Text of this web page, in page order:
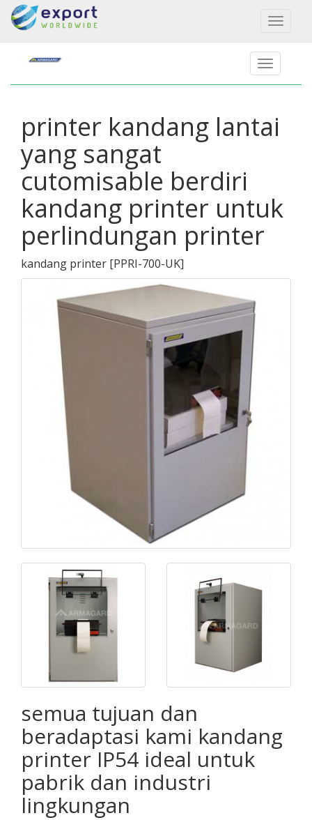
Toggle
printer kandang lantai
yang sangat
cutomisable berdiri
kandang printer untuk
perlindungan printer
kandang printer [PPRI-700-UK]
semua tujuan dan
beradaptasi kami kandang
printer IP54 ideal untuk
pabrik dan industri
lingkungan